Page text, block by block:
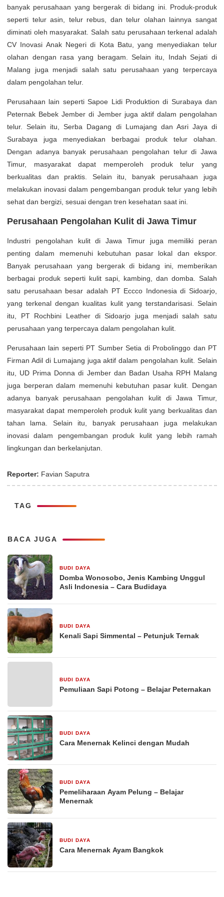
banyak perusahaan yang bergerak di bidang ini. Produk-produk
seperti telur asin, telur rebus, dan telur olahan lainnya sangat
diminati oleh masyarakat. Salah satu perusahaan terkenal adalah
CV Inovasi Anak Negeri di Kota Batu, yang menyediakan telur
olahan dengan rasa yang beragam. Selain itu, Indah Sejati di
Malang juga menjadi salah satu perusahaan yang terpercaya
dalam pengolahan telur.
Perusahaan lain seperti Sapoe Lidi Produktion di Surabaya dan
Peternak Bebek Jember di Jember juga aktif dalam pengolahan
telur. Selain itu, Serba Dagang di Lumajang dan Asri Jaya di
Surabaya juga menyediakan berbagai produk telur olahan.
Dengan adanya banyak perusahaan pengolahan telur di Jawa
Timur, masyarakat dapat memperoleh produk telur yang
berkualitas dan praktis. Selain itu, banyak perusahaan juga
melakukan inovasi dalam pengembangan produk telur yang lebih
sehat dan bergizi, sesuai dengan tren kesehatan saat ini.
Perusahaan Pengolahan Kulit di Jawa Timur
Industri pengolahan kulit di Jawa Timur juga memiliki peran
penting dalam memenuhi kebutuhan pasar lokal dan ekspor.
Banyak perusahaan yang bergerak di bidang ini, memberikan
berbagai produk seperti kulit sapi, kambing, dan domba. Salah
satu perusahaan besar adalah PT Eccco Indonesia di Sidoarjo,
yang terkenal dengan kualitas kulit yang terstandarisasi. Selain
itu, PT Rochbini Leather di Sidoarjo juga menjadi salah satu
perusahaan yang terpercaya dalam pengolahan kulit.
Perusahaan lain seperti PT Sumber Setia di Probolinggo dan PT
Firman Adil di Lumajang juga aktif dalam pengolahan kulit. Selain
itu, UD Prima Donna di Jember dan Badan Usaha RPH Malang
juga berperan dalam memenuhi kebutuhan pasar kulit. Dengan
adanya banyak perusahaan pengolahan kulit di Jawa Timur,
masyarakat dapat memperoleh produk kulit yang berkualitas dan
tahan lama. Selain itu, banyak perusahaan juga melakukan
inovasi dalam pengembangan produk kulit yang lebih ramah
lingkungan dan berkelanjutan.
Reporter: Favian Saputra
TAG
BACA JUGA
BUDI DAYA
Domba Wonosobo, Jenis Kambing Unggul
Asli Indonesia – Cara Budidaya
BUDI DAYA
Kenali Sapi Simmental – Petunjuk Ternak
BUDI DAYA
Pemuliaan Sapi Potong – Belajar Peternakan
BUDI DAYA
Cara Menernak Kelinci dengan Mudah
BUDI DAYA
Pemeliharaan Ayam Pelung – Belajar
Menernak
BUDI DAYA
Cara Menernak Ayam Bangkok